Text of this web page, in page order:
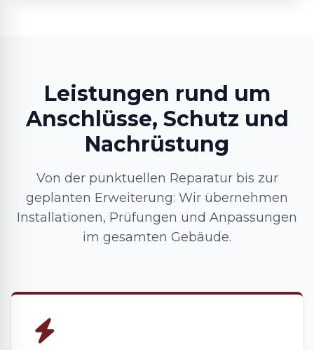
Leistungen rund um
Anschlüsse, Schutz und
Nachrüstung
Von der punktuellen Reparatur bis zur
geplanten Erweiterung: Wir übernehmen
Installationen, Prüfungen und Anpassungen
im gesamten Gebäude.